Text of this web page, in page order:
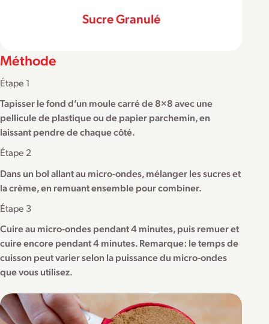
Sucre Granulé
Méthode
Étape 1
Tapisser le fond d’un moule carré de 8×8 avec une
pellicule de plastique ou de papier parchemin, en
laissant pendre de chaque côté.
Étape 2
Dans un bol allant au micro-ondes, mélanger les sucres et
la crème, en remuant ensemble pour combiner.
Étape 3
Cuire au micro-ondes pendant 4 minutes, puis remuer et
cuire encore pendant 4 minutes. Remarque: le temps de
cuisson peut varier selon la puissance du micro-ondes
que vous utilisez.